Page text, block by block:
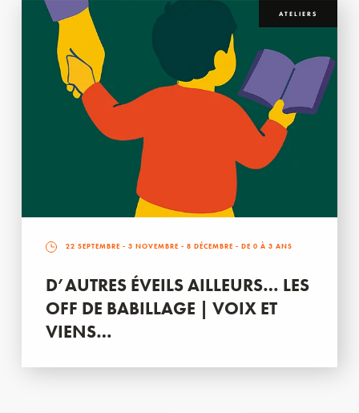
ATELIERS
22 SEPTEMBRE - 3 NOVEMBRE - 8 DÉCEMBRE - DE 0 À 3 ANS
D’AUTRES ÉVEILS AILLEURS… LES
OFF DE BABILLAGE | VOIX ET
VIENS…